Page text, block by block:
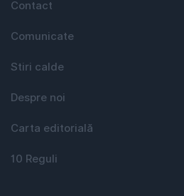
Contact
Comunicate
Stiri calde
Despre noi
Carta editorială
10 Reguli